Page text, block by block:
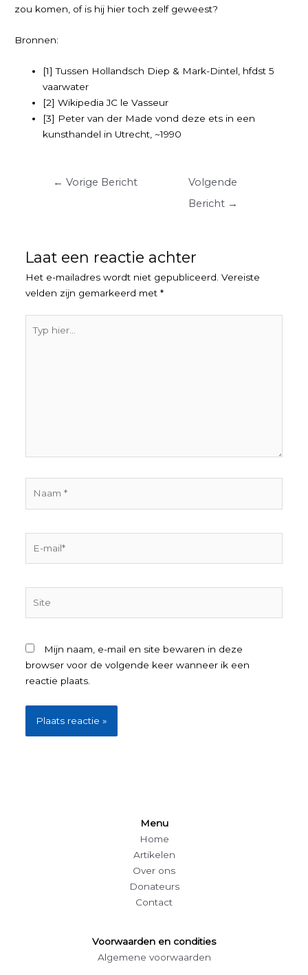
zou komen, of is hij hier toch zelf geweest?
Bronnen:
[1] Tussen Hollandsch Diep & Mark-Dintel, hfdst 5
vaarwater
[2] Wikipedia JC le Vasseur
[3] Peter van der Made vond deze ets in een
kunsthandel in Utrecht, ~1990
Berichtnavigatie
← Vorige Bericht
Volgende
Bericht →
Laat een reactie achter
Het e-mailadres wordt niet gepubliceerd. Vereiste
velden zijn gemarkeerd met *
hier...
mail*
Mijn naam, e-mail en site bewaren in deze
browser voor de volgende keer wanneer ik een
reactie plaats.
Menu
Home
Artikelen
Over ons
Donateurs
Contact
Voorwaarden en condities
Algemene voorwaarden